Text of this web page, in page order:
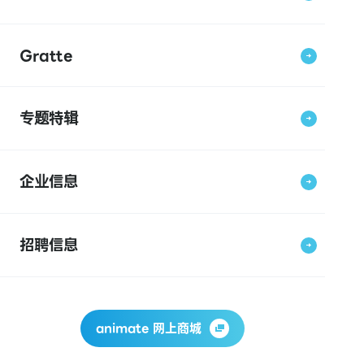
Gratte
专题特辑
企业信息
招聘信息
animate 网上商城